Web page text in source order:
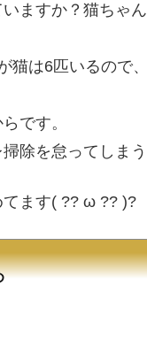
ますか？猫ちゃ
猫は6匹いるので
です。
除を怠ってしま
てます( ?? ω ?? )?